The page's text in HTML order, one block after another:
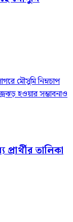
মৌসুমি নিম্নচাপ
হওয়ার সম্ভাবনাও
তালিকা